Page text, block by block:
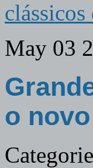
clássicos
May 03
o